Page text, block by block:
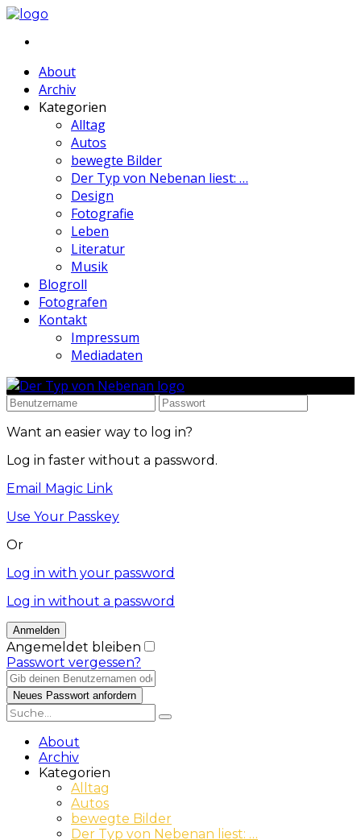
About
Archiv
Kategorien
Alltag
Autos
bewegte Bilder
Der Typ von Nebenan liest: …
Design
Fotografie
Leben
Literatur
Musik
Blogroll
Fotografen
Kontakt
Impressum
Mediadaten
Want an easier way to log in?
Log in faster without a password.
Email Magic Link
Use Your Passkey
Or
Log in with your password
Log in without a password
Angemeldet bleiben
Passwort vergessen?
About
Archiv
Kategorien
Alltag
Autos
bewegte Bilder
Der Typ von Nebenan liest: …